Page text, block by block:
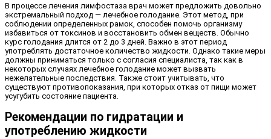
В процессе лечения лимфостаза врач может предложить довольно
экстремальный подход — лечебное голодание. Этот метод, при
соблюдении определенных рамок, способен помочь организму
избавиться от токсинов и восстановить обмен веществ. Обычно
курс голодания длится от 2 до 3 дней. Важно в этот период
употреблять достаточное количество жидкости. Однако такие меры
должны приниматься только с согласия специалиста, так как в
некоторых случаях лечебное голодание может вызвать
нежелательные последствия. Также стоит учитывать, что
существуют противопоказания, при которых отказ от пищи может
усугубить состояние пациента.
Рекомендации по гидратации и
употреблению жидкости